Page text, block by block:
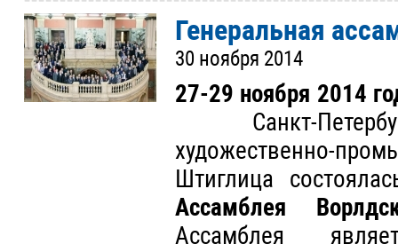
Генеральная
30 ноября 2014
27-29 ноября 2014
Санкт-
художественно-
Штиглица
Ассамблея
Ассамблея